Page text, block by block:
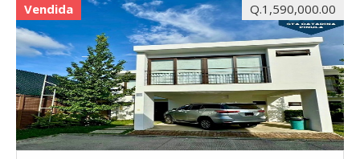
Vendida Q.1,590,000.00